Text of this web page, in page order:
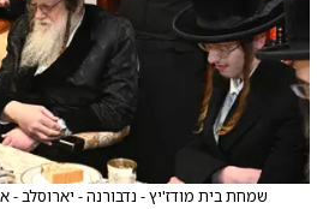
שמחת בית מודז'יץ - נדבורנה - יארוסלב -